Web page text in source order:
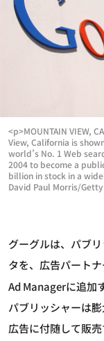
<p>MOUNTAIN VIEW,
View, California is
world’s No. 1 Web
2004 to become a
billion in stock in a
David Paul Morris/
グーグルは、パブ
タを、広告パート
Ad Managerに追加
パブリッシャーは
広告に付随して販